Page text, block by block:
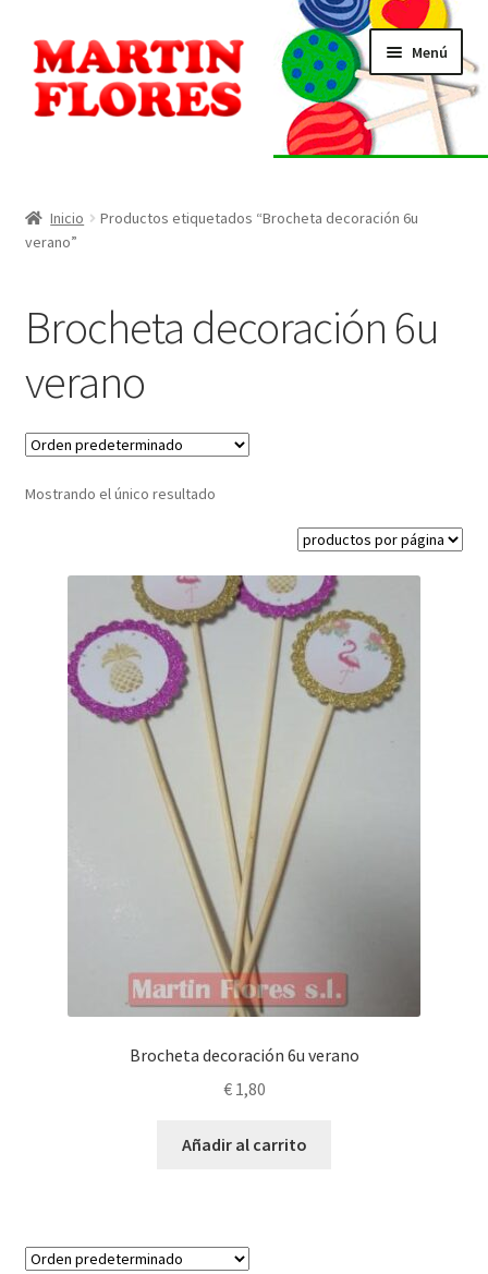
Ir
la
navegación
Ir
al
contenido
Menú
Tienda
Localización
Contacto
Inicio
Productos etiquetados “Brocheta decoración 6u
verano”
Brocheta decoración 6u
verano
Mostrando el único resultado
Brocheta decoración 6u verano
€1,80
Añadir al carrito